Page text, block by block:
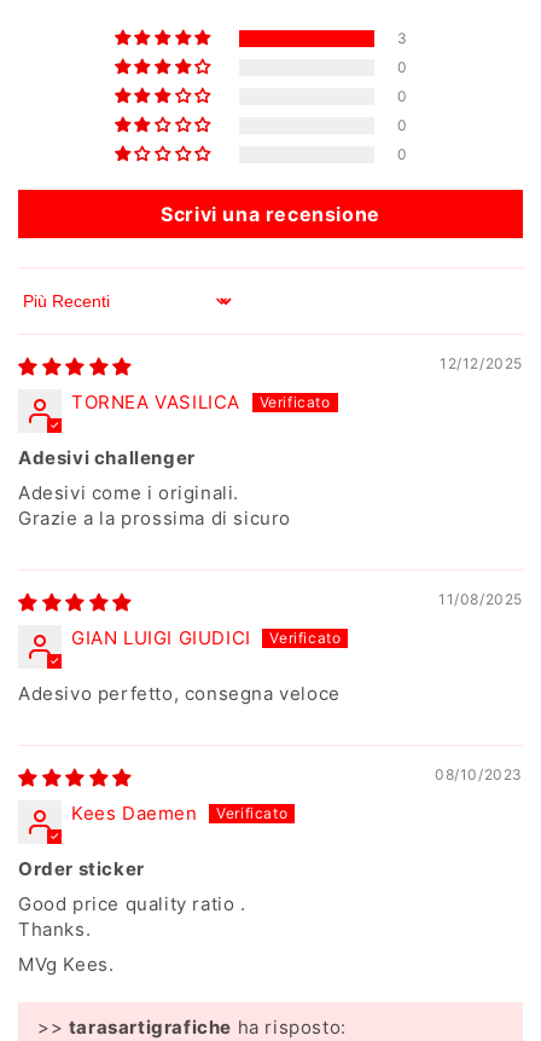
3
0
0
0
0
Scrivi una recensione
Sort by
12/12/2025
TORNEA VASILICA
Adesivi challenger
Adesivi come i originali.
Grazie a la prossima di sicuro
11/08/2025
GIAN LUIGI GIUDICI
Adesivo perfetto, consegna veloce
08/10/2023
Kees Daemen
Order sticker
Good price quality ratio .
Thanks.
MVg Kees.
>> tarasartigrafiche ha risposto: